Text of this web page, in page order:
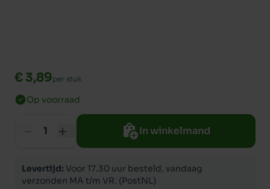
€ 3,89per stuk
Op voorraad
In winkelmand
Levertijd: Voor 17.30 uur besteld, vandaag
verzonden MA t/m VR. (PostNL)